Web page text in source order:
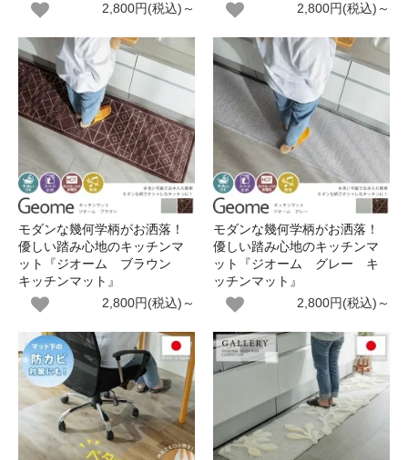
2,800円(税込)～
2,800円(税込)～
モダンな幾何学柄がお洒落！
優しい踏み心地のキッチンマ
ット『ジオーム ブラウン
キッチンマット』
2,800円(税込)～
モダンな幾何学柄がお洒落！
優しい踏み心地のキッチンマ
ット『ジオーム グレー キ
ッチンマット』
2,800円(税込)～